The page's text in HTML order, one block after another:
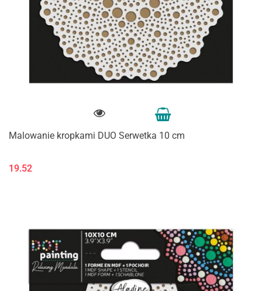
Malowanie kropkami DUO Serwetka 10 cm
19.52